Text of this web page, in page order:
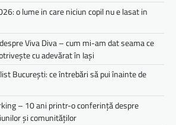
o lume in care niciun copil nu e lasat in
Viva Diva – cum mi-am dat seama ce
cu adevărat în Iași
București: ce întrebări să pui înainte de
– 10 ani printr-o conferință despre
și comunităților